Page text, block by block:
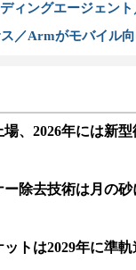
ィングエージェン
／Armがモバイル
、2026年には新
ー除去技術は月の
トは2029年に準